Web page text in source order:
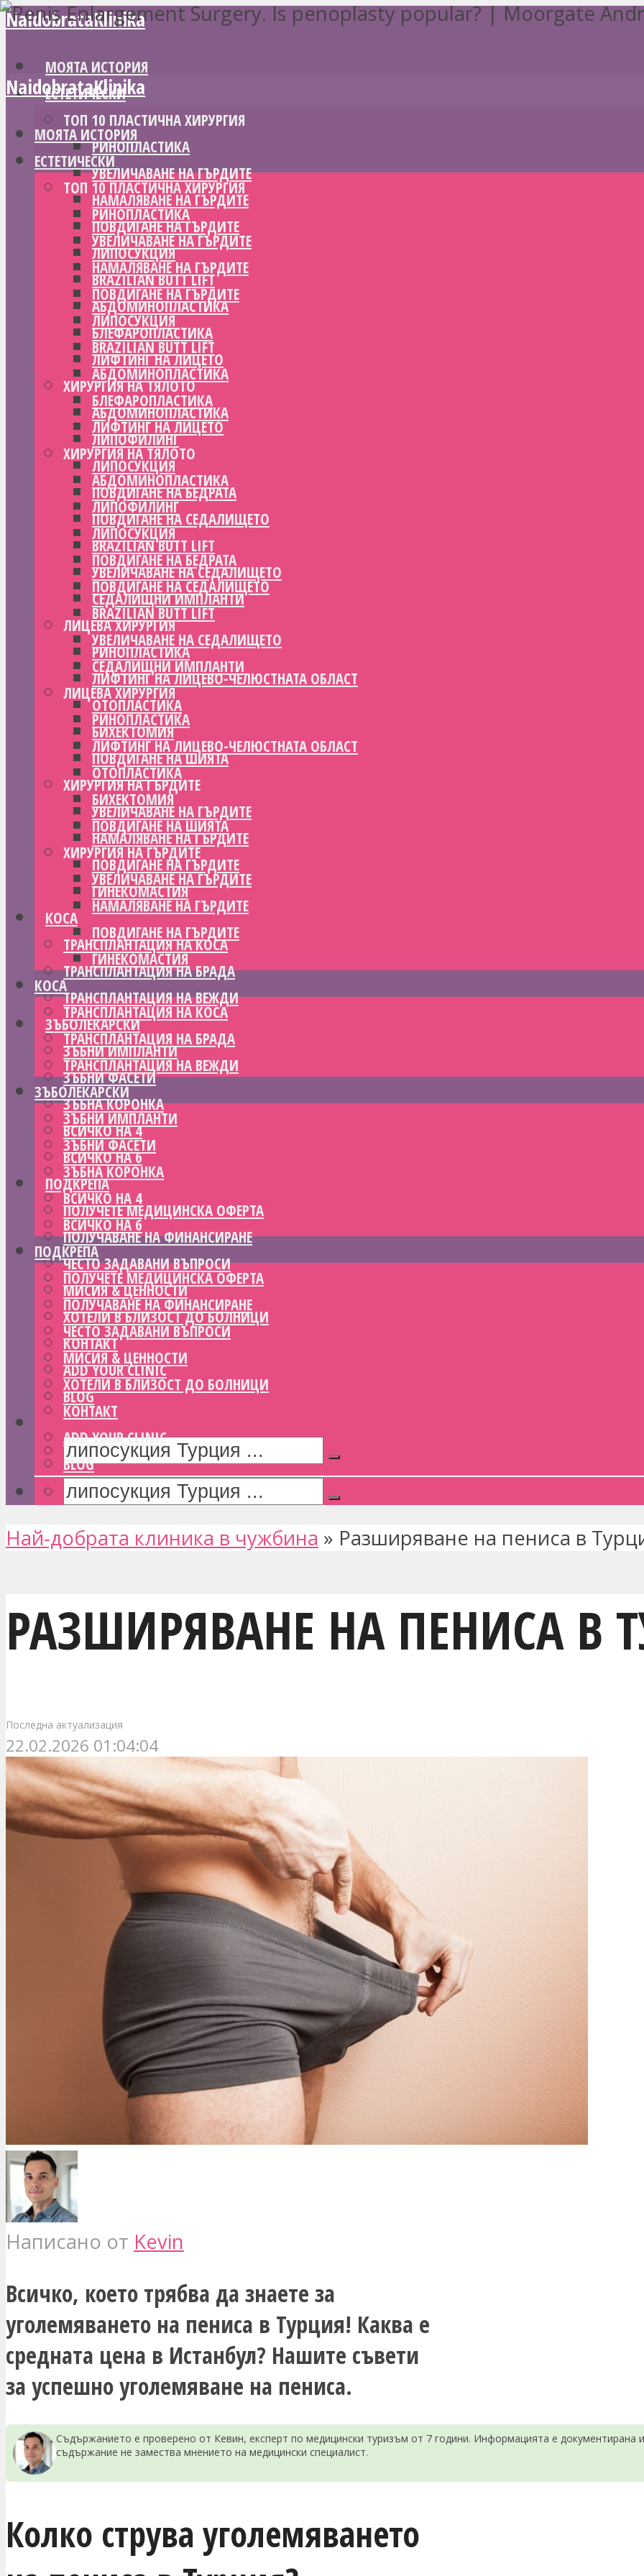
NaidobrataKlinika
МОЯТА ИСТОРИЯ
ЕСТЕТИЧЕСКИ
ТОП 10 ПЛАСТИЧНА ХИРУРГИЯ
РИНОПЛАСТИКА
УВЕЛИЧАВАНЕ НА ГЪРДИТЕ
НАМАЛЯВАНЕ НА ГЪРДИТЕ
ПОВДИГАНЕ НА ГЪРДИТЕ
ЛИПОСУКЦИЯ
BRAZILIAN BUTT LIFT
АБДОМИНОПЛАСТИКА
БЛЕФАРОПЛАСТИКА
ЛИФТИНГ НА ЛИЦЕТО
ХИРУРГИЯ НА ТЯЛОТО
АБДОМИНОПЛАСТИКА
ЛИПОФИЛИНГ
ЛИПОСУКЦИЯ
ПОВДИГАНЕ НА БЕДРАТА
ПОВДИГАНЕ НА СЕДАЛИЩЕТО
BRAZILIAN BUTT LIFT
УВЕЛИЧАВАНЕ НА СЕДАЛИЩЕТО
СЕДАЛИЩНИ ИМПЛАНТИ
ЛИЦЕВА ХИРУРГИЯ
РИНОПЛАСТИКА
ЛИФТИНГ НА ЛИЦЕВО-ЧЕЛЮСТНАТА ОБЛАСТ
ОТОПЛАСТИКА
БИХЕКТОМИЯ
ПОВДИГАНЕ НА ШИЯТА
ХИРУРГИЯ НА ГЪРДИТЕ
УВЕЛИЧАВАНЕ НА ГЪРДИТЕ
НАМАЛЯВАНЕ НА ГЪРДИТЕ
ПОВДИГАНЕ НА ГЪРДИТЕ
ГИНЕКОМАСТИЯ
КОСА
ТРАНСПЛАНТАЦИЯ НА КОСА
ТРАНСПЛАНТАЦИЯ НА БРАДА
ТРАНСПЛАНТАЦИЯ НА ВЕЖДИ
ЗЪБОЛЕКАРСКИ
ЗЪБНИ ИМПЛАНТИ
ЗЪБНИ ФАСЕТИ
ЗЪБНА КОРОНКА
ВСИЧКО НА 4
ВСИЧКО НА 6
ПОДКРЕПА
ПОЛУЧЕТЕ МЕДИЦИНСКА ОФЕРТА
ПОЛУЧАВАНЕ НА ФИНАНСИРАНЕ
ЧЕСТО ЗАДАВАНИ ВЪПРОСИ
МИСИЯ & ЦЕННОСТИ
ХОТЕЛИ В БЛИЗОСТ ДО БОЛНИЦИ
КОНТАКТ
ADD YOUR CLINIC
BLOG
NaidobrataKlinika
МОЯТА ИСТОРИЯ
ЕСТЕТИЧЕСКИ
ТОП 10 ПЛАСТИЧНА ХИРУРГИЯ
РИНОПЛАСТИКА
УВЕЛИЧАВАНЕ НА ГЪРДИТЕ
НАМАЛЯВАНЕ НА ГЪРДИТЕ
ПОВДИГАНЕ НА ГЪРДИТЕ
ЛИПОСУКЦИЯ
BRAZILIAN BUTT LIFT
АБДОМИНОПЛАСТИКА
БЛЕФАРОПЛАСТИКА
ЛИФТИНГ НА ЛИЦЕТО
ХИРУРГИЯ НА ТЯЛОТО
АБДОМИНОПЛАСТИКА
ЛИПОФИЛИНГ
ЛИПОСУКЦИЯ
ПОВДИГАНЕ НА БЕДРАТА
ПОВДИГАНЕ НА СЕДАЛИЩЕТО
BRAZILIAN BUTT LIFT
УВЕЛИЧАВАНЕ НА СЕДАЛИЩЕТО
СЕДАЛИЩНИ ИМПЛАНТИ
ЛИЦЕВА ХИРУРГИЯ
РИНОПЛАСТИКА
ЛИФТИНГ НА ЛИЦЕВО-ЧЕЛЮСТНАТА ОБЛАСТ
ОТОПЛАСТИКА
БИХЕКТОМИЯ
ПОВДИГАНЕ НА ШИЯТА
ХИРУРГИЯ НА ГЪРДИТЕ
УВЕЛИЧАВАНЕ НА ГЪРДИТЕ
НАМАЛЯВАНЕ НА ГЪРДИТЕ
ПОВДИГАНЕ НА ГЪРДИТЕ
ГИНЕКОМАСТИЯ
КОСА
ТРАНСПЛАНТАЦИЯ НА КОСА
ТРАНСПЛАНТАЦИЯ НА БРАДА
ТРАНСПЛАНТАЦИЯ НА ВЕЖДИ
ЗЪБОЛЕКАРСКИ
ЗЪБНИ ИМПЛАНТИ
ЗЪБНИ ФАСЕТИ
ЗЪБНА КОРОНКА
ВСИЧКО НА 4
ВСИЧКО НА 6
ПОДКРЕПА
ПОЛУЧЕТЕ МЕДИЦИНСКА ОФЕРТА
ПОЛУЧАВАНЕ НА ФИНАНСИРАНЕ
ЧЕСТО ЗАДАВАНИ ВЪПРОСИ
МИСИЯ & ЦЕННОСТИ
ХОТЕЛИ В БЛИЗОСТ ДО БОЛНИЦИ
КОНТАКТ
ADD YOUR CLINIC
BLOG
Най-добрата клиника в чужбина » Разширяване на пениса в
РАЗШИРЯВАНЕ НА ПЕНИСА В
Последна актуализация
22.02.2026 01:04:04
Написано от Kevin
Всичко, което трябва да знаете за
уголемяването на пениса в Турция! Каква е
средната цена в Истанбул? Нашите съвети
за успешно уголемяване на пениса.
Съдържанието е проверено от Кевин, експерт по медицински туризъм от 7 години. Информацията е документирана
съдържание не замества мнението на медицински специалист.
Колко струва уголемяването